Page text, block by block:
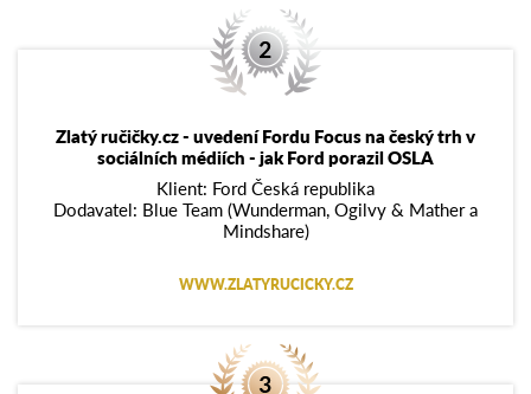
Zlatý ručičky.cz - uvedení Fordu Focus na český trh v
sociálních médiích - jak Ford porazil OSLA
Klient: Ford Česká republika
Dodavatel: Blue Team (Wunderman, Ogilvy & Mather a
Mindshare)
WWW.ZLATYRUCICKY.CZ